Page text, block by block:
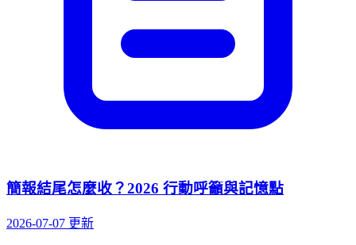
簡報結尾怎麼收？2026 行動呼籲與記憶點
2026-07-07 更新